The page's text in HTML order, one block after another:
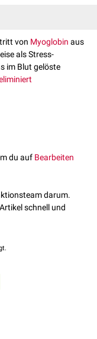
von Myoglobin aus
als Stress-
im Blut gelöste
du auf Bearbeiten
darum.
schnell und